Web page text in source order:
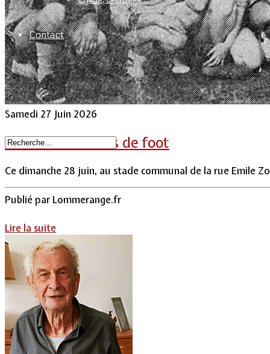
Contact
Samedi 27 Juin 2026
50 ans d’histoires de foot
Ce dimanche 28 juin, au stade communal de la rue Emile
Publié par Lommerange.fr
Lire la suite